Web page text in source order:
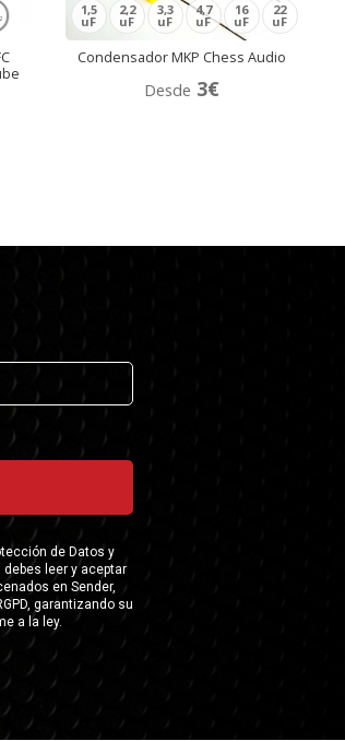
1,5
uF
2,2
uF
3,3
uF
4,7
uF
16
uF
22
uF
Condensador MKP Chess Audio
Desde 3€